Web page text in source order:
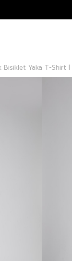
Bisiklet Yaka T-Shirt